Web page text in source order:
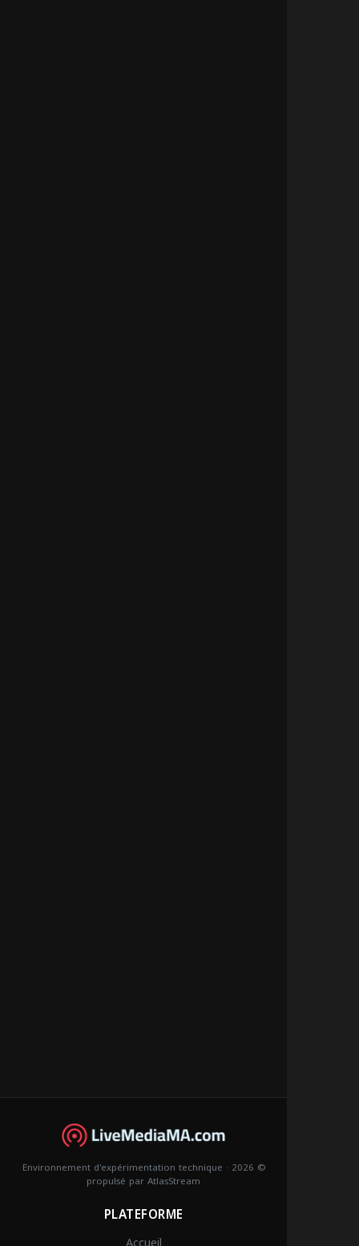
© 2026 · Environnement d'expérimentation technique
propulsé parAtlasStream
PLATEFORME